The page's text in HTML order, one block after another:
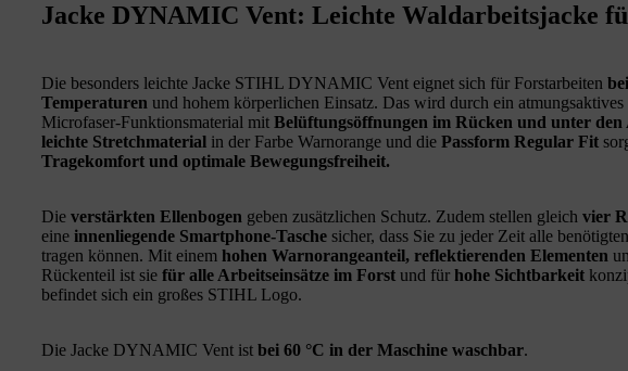
Jacke DYNAMIC Vent: Leichte Waldarbeitsjacke
Die besonders leichte Jacke STIHL DYNAMIC Vent eignet sich für Forstarbeiten
Temperaturen und hohem körperlichen Einsatz. Das wird durch ein atmungsaktives
Microfaser-Funktionsmaterial mit Belüftungsöffnungen im Rücken und unter den
leichte Stretchmaterial in der Farbe Warnorange und die Passform Regular Fit
Tragekomfort und optimale Bewegungsfreiheit.
Die verstärkten Ellenbogen geben zusätzlichen Schutz. Zudem stellen gleich vier
eine innenliegende Smartphone-Tasche sicher, dass Sie zu jeder Zeit alle
tragen können. Mit einem hohen Warnorangeanteil, reflektierenden Elementen
Rückenteil ist sie für alle Arbeitseinsätze im Forst und für hohe Sichtbarkeit
befindet sich ein großes STIHL Logo.
Die Jacke DYNAMIC Vent ist bei 60 °C in der Maschine waschbar.